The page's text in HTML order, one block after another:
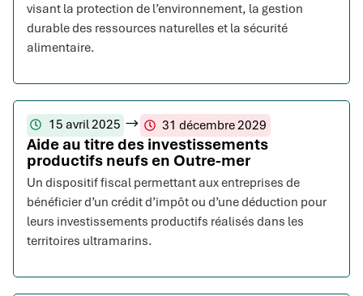
visant la protection de l’environnement, la gestion
durable des ressources naturelles et la sécurité
alimentaire.
15 avril 2025 31 décembre 2029
Aide au titre des investissements
productifs neufs en Outre-mer
Un dispositif fiscal permettant aux entreprises de
bénéficier d’un crédit d’impôt ou d’une déduction pour
leurs investissements productifs réalisés dans les
territoires ultramarins.